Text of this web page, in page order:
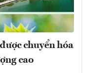
chuyển hóa
cao